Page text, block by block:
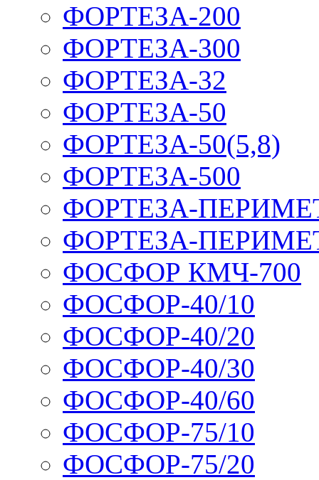
ФОРТЕЗА-200
ФОРТЕЗА-300
ФОРТЕЗА-32
ФОРТЕЗА-50
ФОРТЕЗА-50(5,8)
ФОРТЕЗА-500
ФОРТЕЗА-
ФОРТЕЗА-
ФОСФОР КМЧ-700
ФОСФОР-40/10
ФОСФОР-40/20
ФОСФОР-40/30
ФОСФОР-40/60
ФОСФОР-75/10
ФОСФОР-75/20